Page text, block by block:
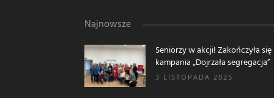
Najnowsze
Seniorzy w akcji! Zakończyła się
kampania „Dojrzała segregacja”
3 LISTOPADA 2025